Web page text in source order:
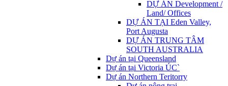
DỰ ÁN Development /
Land/ Offices
DỰ ÁN TẠI Eden Valley,
Port Augusta
DỰ ÁN TRUNG TÂM
SOUTH AUSTRALIA
Dự án tại Queensland
Dự án tại Victoria ÚC`
Dự án Northern Teritorry